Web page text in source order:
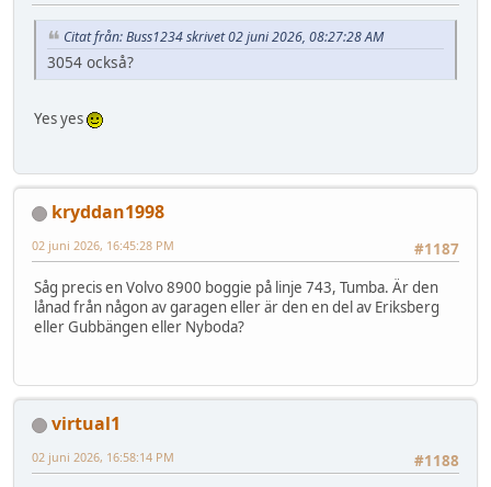
Citat från: Buss1234 skrivet 02 juni 2026, 08:27:28 AM
3054 också?
Yes yes
kryddan1998
#1187
02 juni 2026, 16:45:28 PM
Såg precis en Volvo 8900 boggie på linje 743, Tumba. Är den
lånad från någon av garagen eller är den en del av Eriksberg
eller Gubbängen eller Nyboda?
virtual1
#1188
02 juni 2026, 16:58:14 PM